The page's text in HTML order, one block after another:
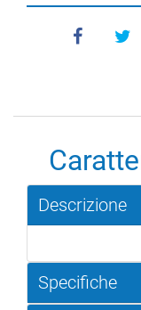
Descrizione
Specifiche